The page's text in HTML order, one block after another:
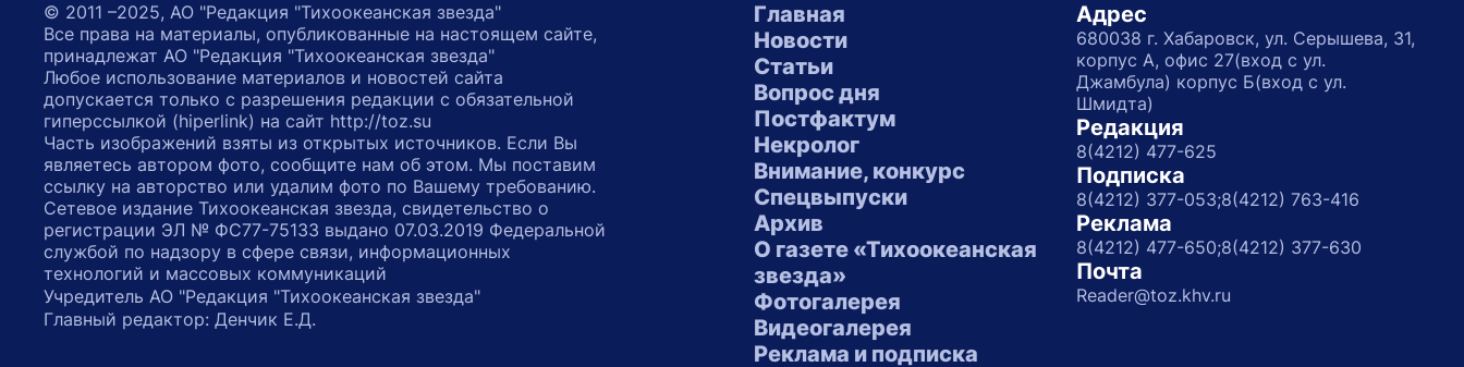
Главная
Новости
Статьи
Вопрос дня
Постфактум
Некролог
Внимание, конкурс
Спецвыпуски
Архив
О газете «Тихоокеанская
звезда»
Фотогалерея
Видеогалерея
Реклама и подписка
Адрес
680038 г. Хабаровск, ул. Серышева, 31,
корпус А, офис 27(вход с ул.
Джамбула) корпус Б(вход с ул.
Шмидта)
Редакция
8(4212) 477-625
Подписка
8(4212) 377-053;8(4212) 763-416
Реклама
8(4212) 477-650;8(4212) 377-630
Почта
Reader@toz.khv.ru
© 2011 –2025, АО "Редакция "Тихоокеанская звезда"
Все права на материалы, опубликованные на настоящем сайте,
принадлежат АО "Редакция "Тихоокеанская звезда"
Любое использование материалов и новостей сайта
допускается только с разрешения редакции с обязательной
гиперссылкой (hiperlink) на сайт http://toz.su
Часть изображений взяты из открытых источников. Если Вы
являетесь автором фото, сообщите нам об этом. Мы поставим
ссылку на авторство или удалим фото по Вашему требованию.
Сетевое издание Тихоокеанская звезда, свидетельство о
регистрации ЭЛ № ФС77-75133 выдано 07.03.2019 Федеральной
службой по надзору в сфере связи, информационных
технологий и массовых коммуникаций
Учредитель АО "Редакция "Тихоокеанская звезда"
Главный редактор: Денчик Е.Д.